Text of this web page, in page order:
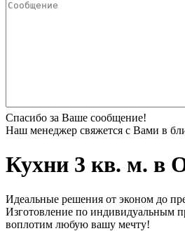
Спасибо за Ваше сообщение!
Наш менеджер свяжется с Вами в
Кухни 3 кв. м. в
Идеальные решения от эконом до
Изготовление по индивидуальным
воплотим любую вашу мечту!